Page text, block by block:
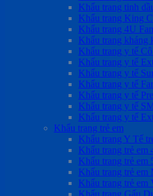
Khẩu trang tinh
Khẩu trang King
Khẩu trang 4U
Khẩu trang kháng
Khẩu trang y tế
Khẩu trang y tế
Khẩu trang y tế
Khẩu trang y tế
Khẩu trang y tế
Khẩu trang y tế
Khẩu trang y tế
Khẩu trang trẻ em
Khẩu trang Y Tế
Khẩu trang trẻ em
Khẩu trang trẻ em
Khẩu trang trẻ em
Khẩu trang trẻ em
Khẩu trang Gấu